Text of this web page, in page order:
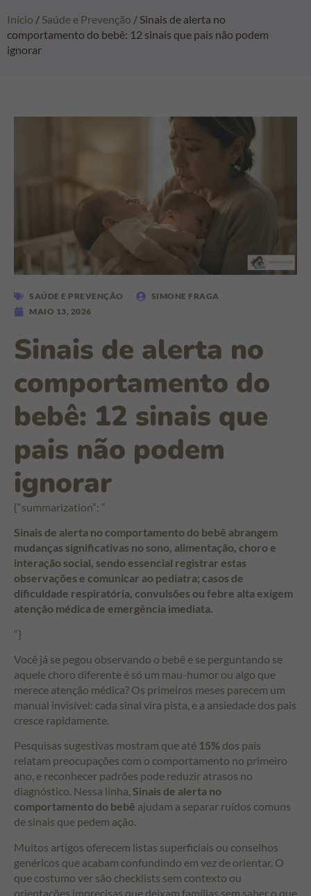
Início / Saúde e Prevenção / Sinais de alerta no
comportamento do bebê: 12 sinais que pais não podem
ignorar
SAÚDE E PREVENÇÃO
SIMONE FRAGA
MAIO 13, 2026
Sinais de alerta no
comportamento do
bebê: 12 sinais que
pais não podem
ignorar
{“summarization”: “
Sinais de alerta no comportamento do bebê abrangem
mudanças significativas no sono, alimentação, choro e
interação social, sendo essencial registrar estas
observações e comunicar ao pediatra; casos de
dificuldade respiratória, convulsões ou febre alta exigem
atenção médica de emergência imediata.
“}
Você já se pegou observando o bebê e se perguntando se
aquele choro diferente é só um mau-humor ou algo que
merece atenção médica? Os primeiros meses parecem um
manual invisível: cada sinal vira pista, e a ansiedade dos pais
cresce rapidamente.
Pesquisas sugestivas mostram que até 15% dos pais
relatam preocupações com o comportamento no primeiro
ano, e reconhecer padrões pode reduzir atrasos no
diagnóstico. Nessa linha, Sinais de alerta no
comportamento do bebê ajudam a separar ruídos comuns
de sinais que pedem ação.
Muitos artigos oferecem listas superficiais ou conselhos
genéricos que acabam confundindo em vez de orientar. O
que costumo ver são checklists sem contexto ou
orientações imprecisas que deixam famílias sem saber o que